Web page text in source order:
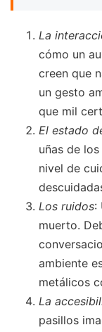
La
cómo un
creen que
un gesto
que mil
El estado
uñas de
nivel de
Los ruidos:
muerto.
ambiente
metálicos
La
pasillos